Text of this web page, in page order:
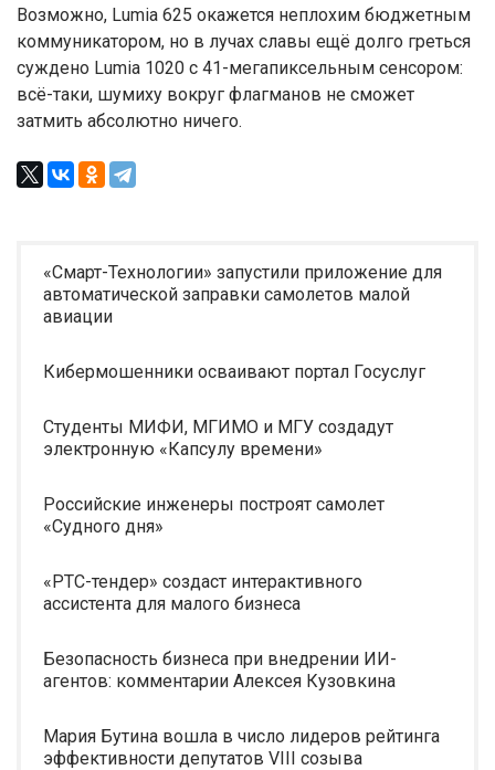
Возможно, Lumia 625 окажется неплохим бюджетным
коммуникатором, но в лучах славы ещё долго греться
суждено Lumia 1020 с 41-мегапиксельным сенсором:
всё-таки, шумиху вокруг флагманов не сможет
затмить абсолютно ничего.
«Смарт-Технологии» запустили приложение для
автоматической заправки самолетов малой
авиации
Кибермошенники осваивают портал Госуслуг
Студенты МИФИ, МГИМО и МГУ создадут
электронную «Капсулу времени»
Российские инженеры построят самолет
«Судного дня»
«РТС-тендер» создаст интерактивного
ассистента для малого бизнеса
Безопасность бизнеса при внедрении ИИ-
агентов: комментарии Алексея Кузовкина
Мария Бутина вошла в число лидеров рейтинга
эффективности депутатов VIII созыва